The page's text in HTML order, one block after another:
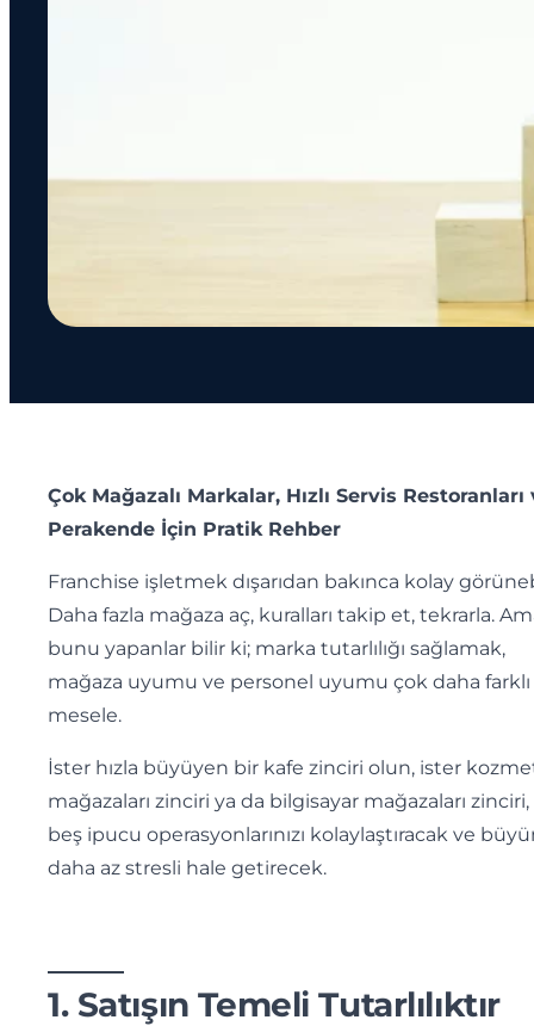
Çok Mağazalı Markalar, Hızlı Servis Restoranları
Perakende İçin Pratik Rehber
Franchise işletmek dışarıdan bakınca kolay
Daha fazla mağaza aç, kuralları takip et, tekrarla.
bunu yapanlar bilir ki; marka tutarlılığı sağlamak,
mağaza uyumu ve personel uyumu çok daha
mesele.
İster hızla büyüyen bir kafe zinciri olun, ister
mağazaları zinciri ya da bilgisayar mağazaları
beş ipucu operasyonlarınızı kolaylaştıracak ve
daha az stresli hale getirecek.
1. Satışın Temeli Tutarlılıktır